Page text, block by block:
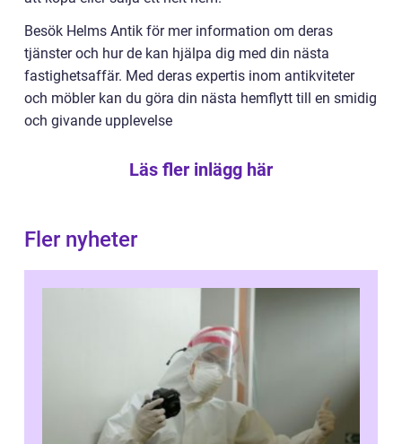
Besök Helms Antik för mer information om deras
tjänster och hur de kan hjälpa dig med din nästa
fastighetsaffär. Med deras expertis inom antikviteter
och möbler kan du göra din nästa hemflytt till en smidig
och givande upplevelse
Läs fler inlägg här
Fler nyheter